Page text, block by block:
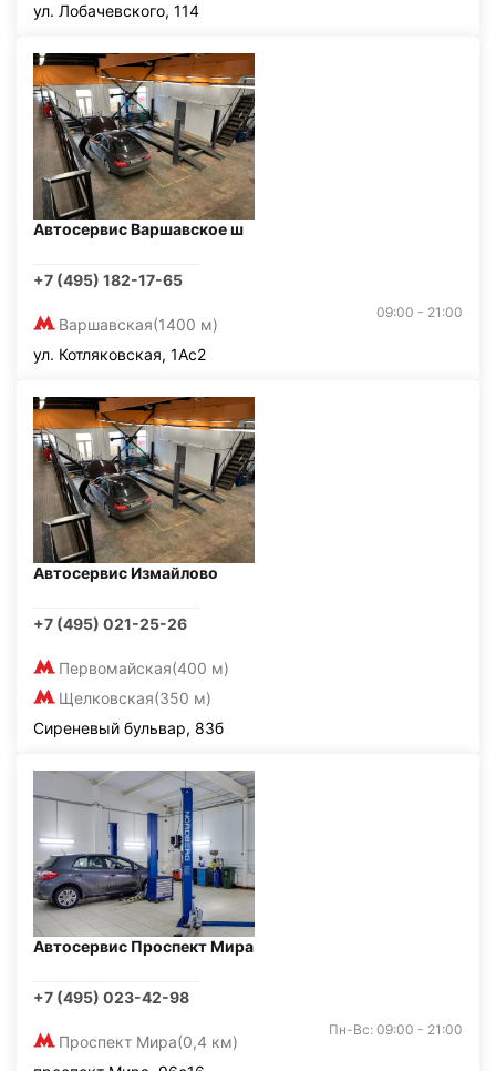
ул. Лобачевского, 114
Автосервис Варшавское ш
+7 (495) 182-17-65
Варшавская(1400 м)
09:00 - 21:00
ул. Котляковская, 1Ас2
Автосервис Измайлово
+7 (495) 021-25-26
Первомайская(400 м)
Щелковская(350 м)
Сиреневый бульвар, 83б
Автосервис Проспект Мира
+7 (495) 023-42-98
Проспект Мира(0,4 км)
Пн-Вс: 09:00 - 21:00